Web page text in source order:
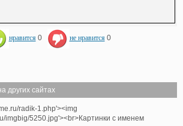
нравится 0 не нравится 0
других сайтах
radik-1.php'><img
imgbig/5250.jpg'><br>Картинки с именем